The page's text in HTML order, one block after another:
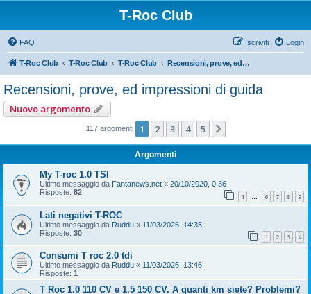
T-Roc Club
FAQ Login
Iscriviti
T-Roc Club T-Roc Club T-Roc Club Recensioni, prove, ed impressioni di guida
Recensioni, prove, ed impressioni di guida
Nuovo argomento
117 argomenti 1 2 3 4 5
Argomenti
My T-roc 1.0 TSI
Ultimo messaggio da Fantanews.net « 20/10/2020, 0:36
Risposte: 82 1 … 6 7 8 9
Lati negativi T-ROC
Ultimo messaggio da Ruddu « 11/03/2026, 14:35
Risposte: 30 1 2 3 4
Consumi T roc 2.0 tdi
Ultimo messaggio da Ruddu « 11/03/2026, 13:46
Risposte: 1
T Roc 1.0 110 CV e 1.5 150 CV. A quanti km siete? Problemi?